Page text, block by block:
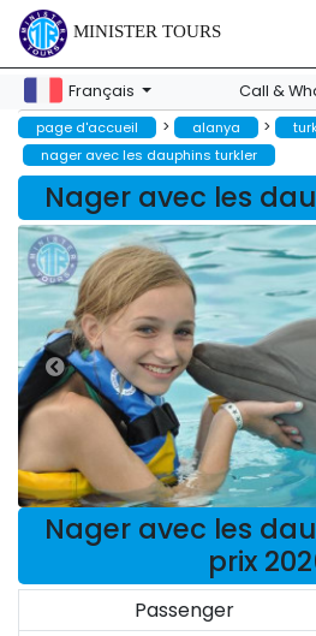
MINISTER TOURS
Français Call &
page d'accueil > alanya >
nager avec les dauphins turkler
Nager avec les
Nager avec les
prix
Passenger